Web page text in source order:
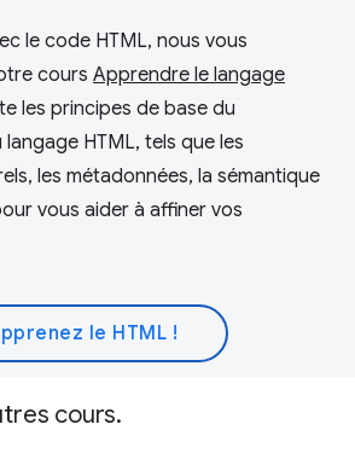
le code HTML, nous vous
cours Apprendre le langage
les principes de base du
HTML, tels que les
les métadonnées, la sémantique
vous aider à affiner vos
le HTML !
cours.